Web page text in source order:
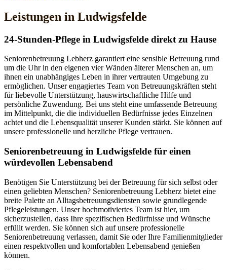
Leistungen in Ludwigsfelde
24-Stunden-Pflege in Ludwigsfelde direkt zu Hause
Seniorenbetreuung Lebherz garantiert eine sensible Betreuung rund
um die Uhr in den eigenen vier Wänden älterer Menschen an, um
ihnen ein unabhängiges Leben in ihrer vertrauten Umgebung zu
ermöglichen. Unser engagiertes Team von Betreuungskräften steht
für liebevolle Unterstützung, hauswirtschaftliche Hilfe und
persönliche Zuwendung. Bei uns steht eine umfassende Betreuung
im Mittelpunkt, die die individuellen Bedürfnisse jedes Einzelnen
achtet und die Lebensqualität unserer Kunden stärkt. Sie können auf
unsere professionelle und herzliche Pflege vertrauen.
Senioren­betreuung in Ludwigsfelde für einen
würdevollen Lebensabend
Benötigen Sie Unterstützung bei der Betreuung für sich selbst oder
einen geliebten Menschen? Seniorenbetreuung Lebherz bietet eine
breite Palette an Alltagsbetreuungsdiensten sowie grundlegende
Pflegeleistungen. Unser hochmotiviertes Team ist hier, um
sicherzustellen, dass Ihre spezifischen Bedürfnisse und Wünsche
erfüllt werden. Sie können sich auf unsere professionelle
Seniorenbetreuung verlassen, damit Sie oder Ihre Familienmitglieder
einen respektvollen und komfortablen Lebensabend genießen
können.